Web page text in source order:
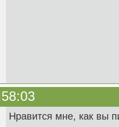
Нравится мне, как вы